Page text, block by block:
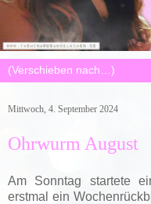
Mittwoch, 4. September 2024
Ohrwurm August
Am Sonntag startete
erstmal ein